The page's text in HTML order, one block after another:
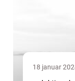
18 januar